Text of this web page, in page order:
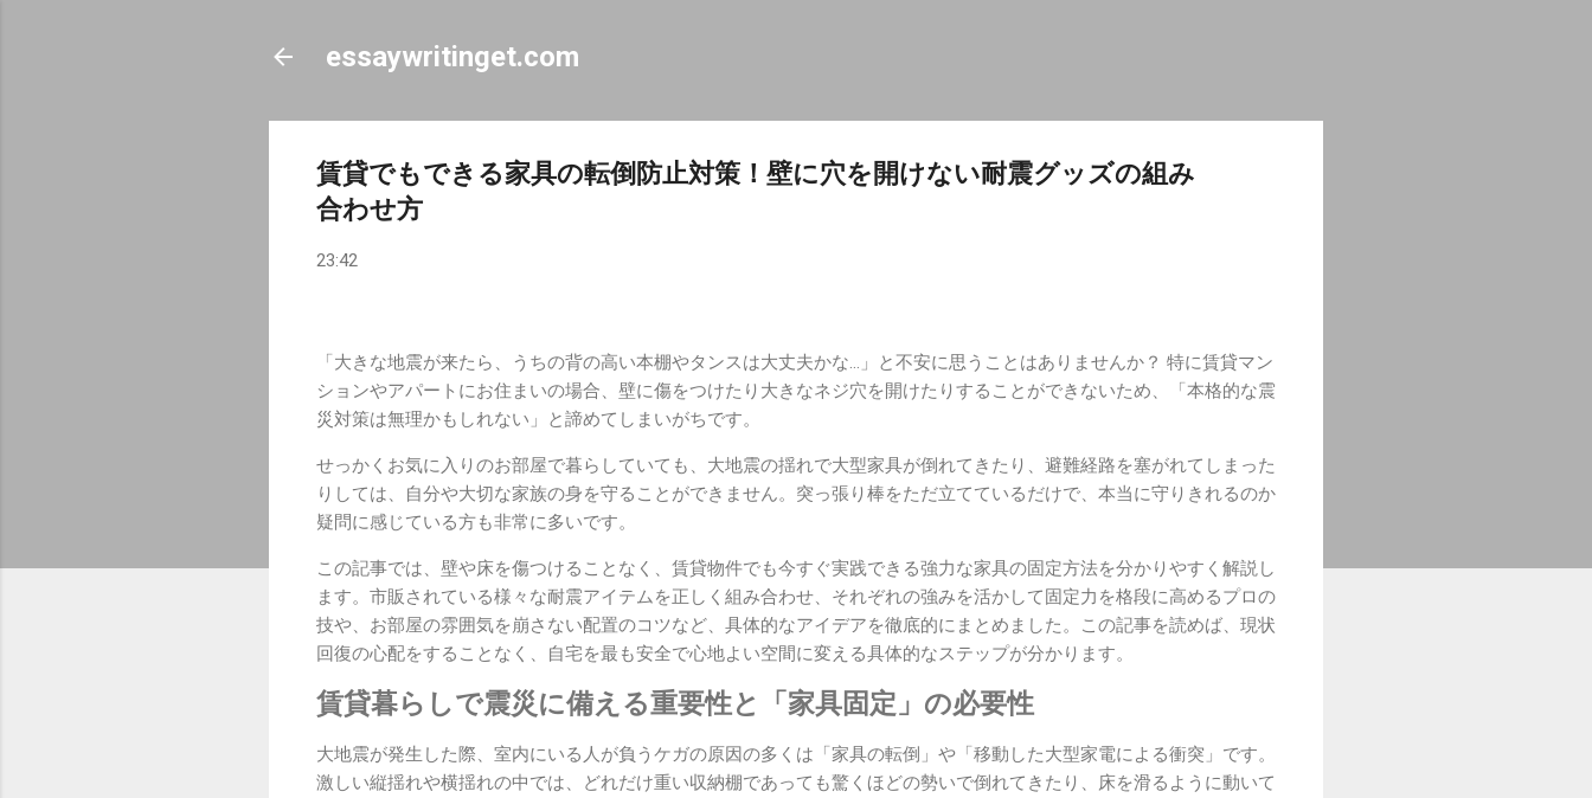
essaywritinget.com
賃貸でもできる家具の転倒防止対策！壁に穴を開けない耐震グッズの組み
合わせ方
23:42
「大きな地震が来たら、うちの背の高い本棚やタンスは大丈夫かな…」と不安に思うことはありませんか？ 特に賃貸マン
ションやアパートにお住まいの場合、壁に傷をつけたり大きなネジ穴を開けたりすることができないため、「本格的な震
災対策は無理かもしれない」と諦めてしまいがちです。
せっかくお気に入りのお部屋で暮らしていても、大地震の揺れで大型家具が倒れてきたり、避難経路を塞がれてしまった
りしては、自分や大切な家族の身を守ることができません。突っ張り棒をただ立てているだけで、本当に守りきれるのか
疑問に感じている方も非常に多いです。
この記事では、壁や床を傷つけることなく、賃貸物件でも今すぐ実践できる強力な家具の固定方法を分かりやすく解説し
ます。市販されている様々な耐震アイテムを正しく組み合わせ、それぞれの強みを活かして固定力を格段に高めるプロの
技や、お部屋の雰囲気を崩さない配置のコツなど、具体的なアイデアを徹底的にまとめました。この記事を読めば、現状
回復の心配をすることなく、自宅を最も安全で心地よい空間に変える具体的なステップが分かります。
賃貸暮らしで震災に備える重要性と「家具固定」の必要性
大地震が発生した際、室内にいる人が負うケガの原因の多くは「家具の転倒」や「移動した大型家電による衝突」です。
激しい縦揺れや横揺れの中では、どれだけ重い収納棚であっても驚くほどの勢いで倒れてきたり、床を滑るように動いて